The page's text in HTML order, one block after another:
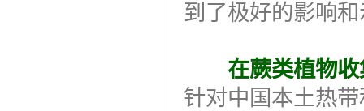
到了极好的影响
在蕨类植物
针对中国本土热